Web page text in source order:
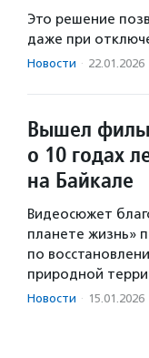
Это решение
даже при
Новости · 22.01.2026
Вышел
о 10 годах
на Байкале
Видеосюжет
планете жизнь»
по
природной
Новости · 15.01.2026